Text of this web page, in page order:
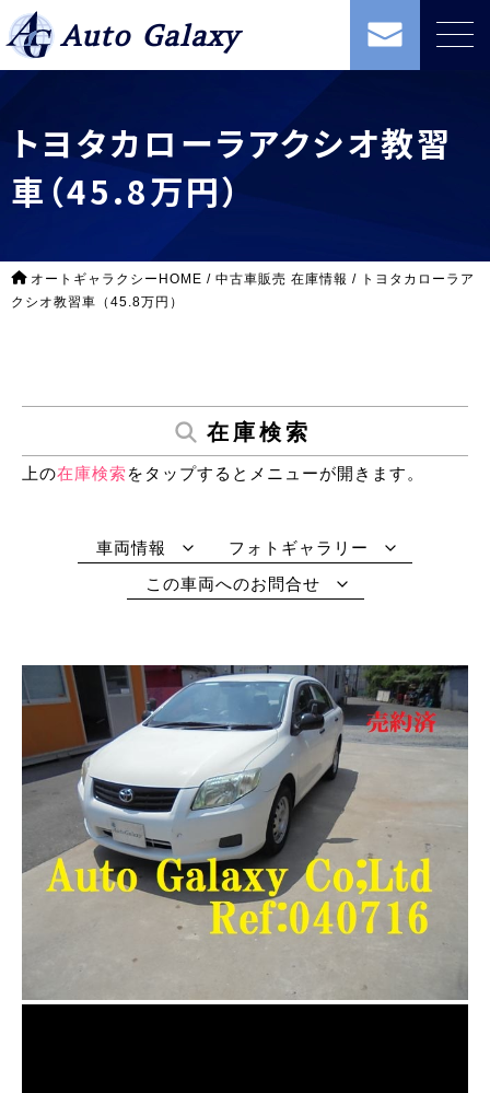
Auto Galaxy
トヨタカローラアクシオ教習
車（45.8万円）
オートギャラクシーHOME / 中古車販売 在庫情報 / トヨタカローラア
クシオ教習車（45.8万円）
在庫検索
上の在庫検索をタップするとメニューが開きます。
車両情報
フォトギャラリー
この車両へのお問合せ